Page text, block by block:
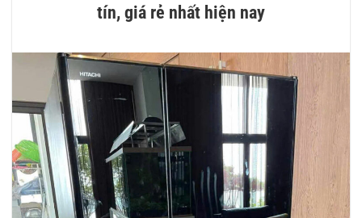
tín, giá rẻ nhất hiện nay